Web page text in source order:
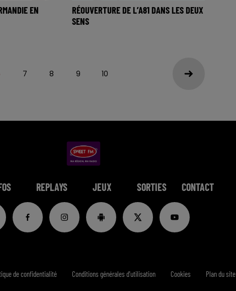
EN
RÉOUVERTURE DE L’A81 DANS LES DEUX
SENS
7 8 9 10
REPLAYS JEUX SORTIES CONTACT
de confidentialité Conditions générales d'utilisation Cookies Plan du site